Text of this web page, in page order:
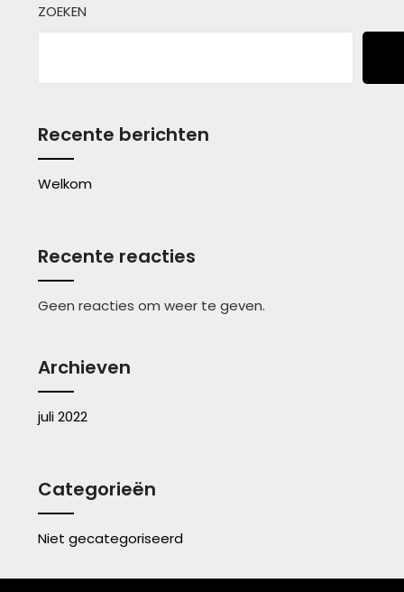
ZOEKEN
Recente berichten
Welkom
Recente reacties
Geen reacties om weer te geven.
Archieven
juli 2022
Categorieën
Niet gecategoriseerd